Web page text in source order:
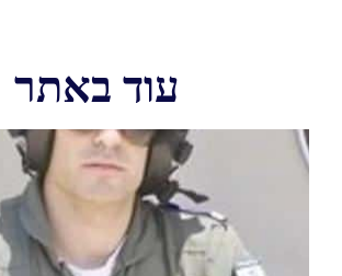
עוד באתר